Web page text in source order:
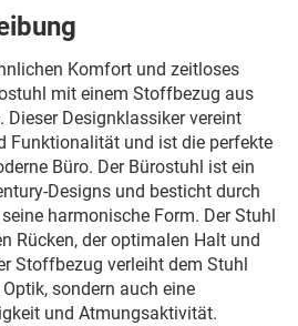
Komfort und zeitloses
mit einem Stoffbezug aus
Dieser Designklassiker vereint
Funktionalität und ist die perfekte
Büro. Der Bürostuhl ist ein
Designs und besticht durch
harmonische Form. Der Stuhl
Rücken, der optimalen Halt und
Stoffbezug verleiht dem Stuhl
sondern auch eine
und Atmungsaktivität.